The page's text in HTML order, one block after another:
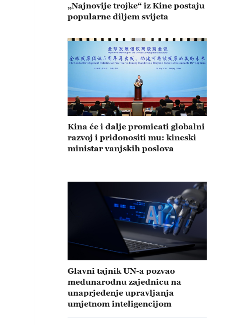
„Najnovije trojke“ iz Kine postaju
popularne diljem svijeta
Kina će i dalje promicati globalni
razvoj i pridonositi mu: kineski
ministar vanjskih poslova
Glavni tajnik UN-a pozvao
međunarodnu zajednicu na
unaprjeđenje upravljanja
umjetnom inteligencijom